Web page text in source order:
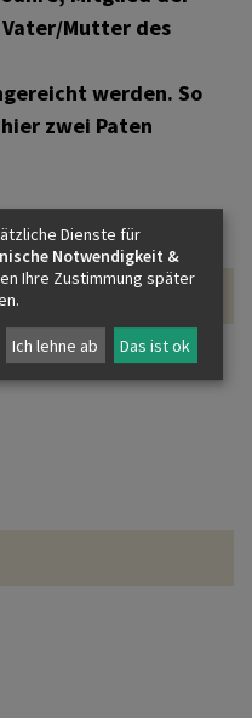
Mutter des
werden. So
zwei Paten
Dienste für
Notwendigkeit &
Ihre Zustimmung später
Ich lehne ab Das ist ok